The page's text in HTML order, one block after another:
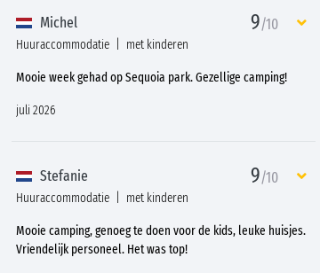
Michel 9/10
Huuraccommodatie met kinderen
Mooie week gehad op Sequoia park. Gezellige camping!
juli 2026
Stefanie 9/10
Huuraccommodatie met kinderen
Mooie camping, genoeg te doen voor de kids, leuke huisjes.
Vriendelijk personeel. Het was top!